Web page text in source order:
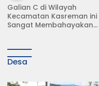
Galian C di Wilayah
Kecamatan Kasreman ini
Sangat Membahayakan
Desa